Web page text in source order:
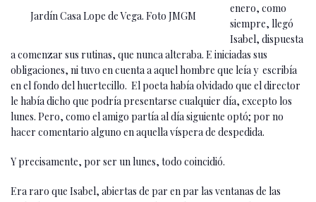
Jardín Casa Lope de Vega. Foto JMGM
enero, como
siempre, llegó
Isabel, dispuesta
a comenzar sus rutinas, que nunca alteraba. E iniciadas sus
obligaciones, ni tuvo en cuenta a aquel hombre que leía y escribía
en el fondo del huertecillo. El poeta había olvidado que el director
le había dicho que podría presentarse cualquier día, excepto los
lunes. Pero, como el amigo partía al día siguiente optó; por no
hacer comentario alguno en aquella víspera de despedida.
Y precisamente, por ser un lunes, todo coincidió.
Era raro que Isabel, abiertas de par en par las ventanas de las